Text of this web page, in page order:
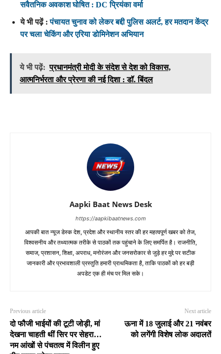
सवैतनिक अवकाश घोषित : DC प्रियंका वर्मा
ये भी पढ़ें :पंचायत चुनाव को लेकर बद्दी पुलिस अलर्ट, हर मतदान केंद्र
पर चला चेकिंग और एरिया डोमिनेशन अभियान
ये भी पढ़ें: प्रधानमंत्री मोदी के संदेश से देश को विकास,
आत्मनिर्भरता और प्रेरणा की नई दिशा : डॉ. बिंदल
Aapki Baat News Desk
https://aapkibaatnews.com
आपकी बात न्यूज डेस्क देश, प्रदेश और स्थानीय स्तर की हर महत्वपूर्ण खबर को तेज,
विश्वसनीय और तथ्यात्मक तरीके से पाठकों तक पहुंचाने के लिए समर्पित है। राजनीति,
समाज, प्रशासन, शिक्षा, अपराध, मनोरंजन और जनसरोकार से जुड़े हर मुद्दे पर सटीक
जानकारी और प्रभावशाली प्रस्तुति हमारी प्राथमिकता है, ताकि पाठकों को हर बड़ी
अपडेट एक ही मंच पर मिल सके।
Previous article
दो फौजी भाईयों की टूटी जोड़ी, मां
देखना चाहती थीं सिर पर सेहरा…
नम आंखों से पंचतत्व में विलीन हुए
Next article
ऊना में 18 जुलाई और 21 नवंबर
को लगेंगी विशेष लोक अदालतें